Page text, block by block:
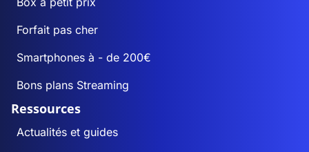
Forfait pas cher
Smartphones à - de 200€
Bons plans Streaming
Ressources
Actualités et guides